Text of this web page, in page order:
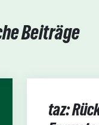
Beiträge
taz: